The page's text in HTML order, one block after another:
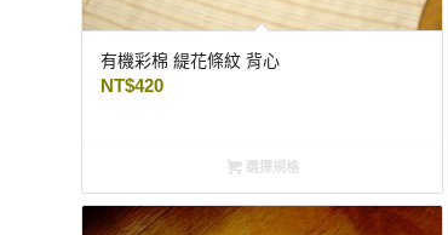
有機彩棉 緹花條紋 背心
NT$420
選擇規格